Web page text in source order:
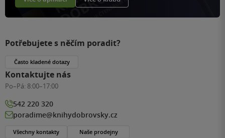
Potřebujete s něčím poradit?
Často kladené dotazy
Kontaktujte nás
Po–Pá: 8:00–17:00
542 220 320
poradime@knihydobrovsky.cz
Všechny kontakty Naše prodejny